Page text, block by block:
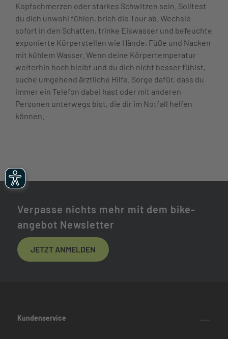
Kopfschmerzen oder starkes Schwitzen sein. Solltest
du dich unwohl fühlen, brich die Tour ab. Wechsle
sofort in den Schatten, trinke Eiswasser und befeuchte
exponierte Körperstellen wie Hände, Füße und Nacken
mit kühlem Wasser. Wenn deine Körpertemperatur
weiterhin hoch bleibt und du dich nicht besser fühlst,
suche umgehend ärztliche Hilfe. Sorge dafür, dass du
immer ein Telefon dabei hast oder mit anderen
Personen unterwegs bist, die dir im Notfall helfen
können.
Verpasse nichts mehr mit dem bike-
angebot Newsletter
JETZT ANMELDEN
Kundenservice